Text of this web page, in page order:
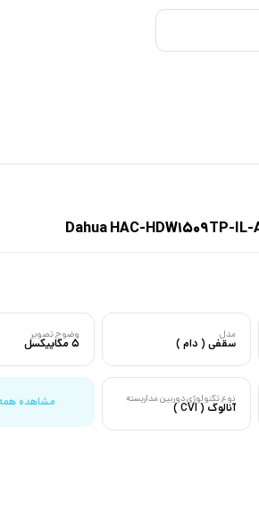
مدل
سقفی ( دام )
وضوح تصویر
5 مگاپیکسل
نوع تکنولوژی دوربین مداربسته
آنالوگ ( CVI ) مشاهده